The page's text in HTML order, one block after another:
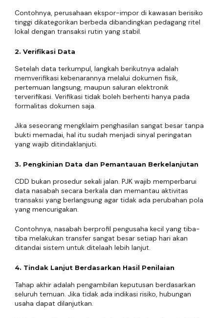
Contohnya, perusahaan ekspor-impor di kawasan berisiko
tinggi dikategorikan berbeda dibandingkan pedagang ritel
lokal dengan transaksi rutin yang stabil.
2. Verifikasi Data
Setelah data terkumpul, langkah berikutnya adalah
memverifikasi kebenarannya melalui dokumen fisik,
pertemuan langsung, maupun saluran elektronik
terverifikasi. Verifikasi tidak boleh berhenti hanya pada
formalitas dokumen saja.
Jika seseorang mengklaim penghasilan sangat besar tanpa
bukti memadai, hal itu sudah menjadi sinyal peringatan
yang wajib ditindaklanjuti.
3. Pengkinian Data dan Pemantauan Berkelanjutan
CDD bukan prosedur sekali jalan. PJK wajib memperbarui
data nasabah secara berkala dan memantau aktivitas
transaksi yang berlangsung agar tidak ada perubahan pola
yang mencurigakan.
Contohnya, nasabah berprofil pengusaha kecil yang tiba-
tiba melakukan transfer sangat besar setiap hari akan
ditandai sistem untuk ditelaah lebih lanjut.
4. Tindak Lanjut Berdasarkan Hasil Penilaian
Tahap akhir adalah pengambilan keputusan berdasarkan
seluruh temuan. Jika tidak ada indikasi risiko, hubungan
usaha dapat dilanjutkan.